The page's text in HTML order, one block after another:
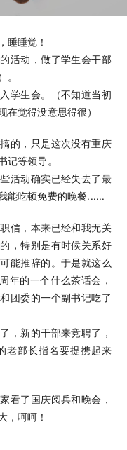
睡睡觉！
活动，做了学生会干部
学生会。（不知道当初
觉得没意思得很）
的，只是这次没有重庆
等领导。
活动确实已经失去了最
能吃顿免费的晚餐......
信，本来已经和我无关
，特别是有时候关系好
能推辞的。于是就这么
年的一个什么茶话会，
团委的一个副书记吃了
，新的干部来竞聘了，
老部长指名要提携起来
看了国庆阅兵和晚会，
，呵呵！